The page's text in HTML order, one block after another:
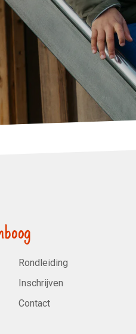
Rondleiding
Inschrijven
Contact